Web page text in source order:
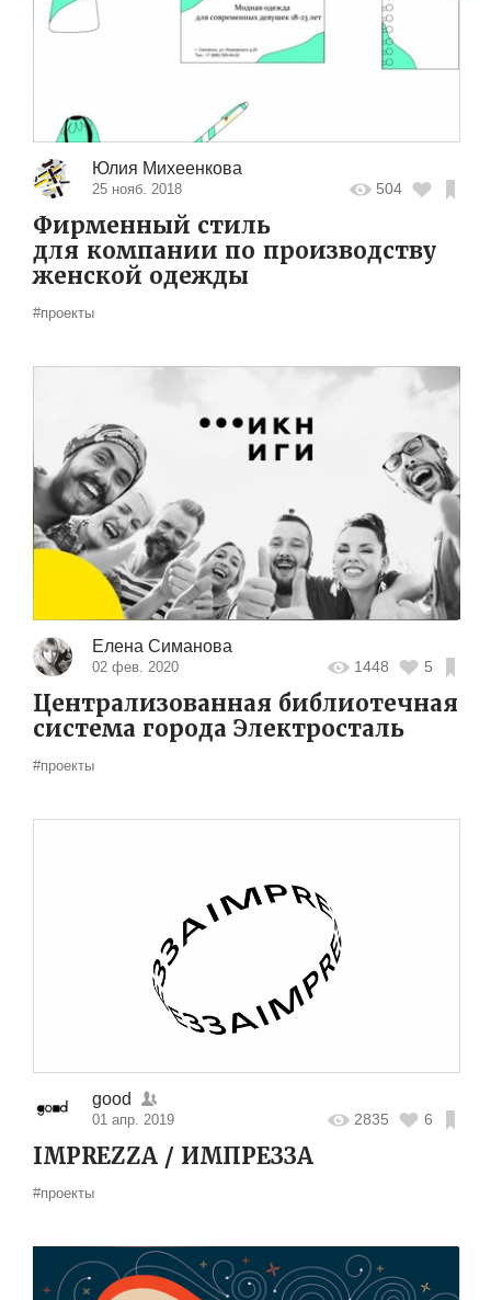
Юлия Михеенкова
25 нояб. 2018 504
Фирменный стиль
для компании по производству
женской одежды
#проекты
Елена Симанова
02 фев. 2020 1448 5
Централизованная библиотечная
система города Электросталь
#проекты
good
01 апр. 2019 2835 6
IMPREZZA / ИМПРЕЗЗА
#проекты